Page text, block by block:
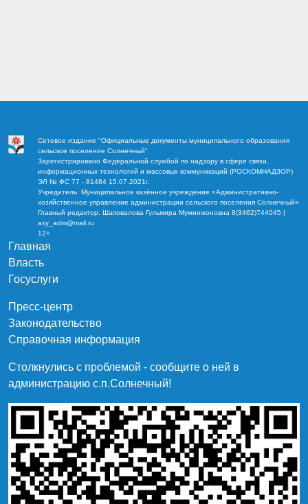
Сетевое издание "Официальные документы муниципального образования
сельское поселение Солнечный"
Зарегистрировано Федеральной службой по надзору в сфере связи,
информационных технологий и массовых коммуникаций (РОСКОМНАДЗОР)
ЭЛ № ФС 77 - 81484 15.07.2021г.
Учредитель: Муниципальное казённое учреждение «Административно-
хозяйственное управление администрации сельского поселения Солнечный»
Главный редактор: Шаповалова Гульмира Муминжоновна 8(3462)744045 |
axy_adm@mail.ru
12+
Главная
Власть
Госуслуги
Пресс-центр
Законодательство
Справочная информация
Столкнулись с проблемой - сообщите о ней в
администрацию c.п.Солнечный!